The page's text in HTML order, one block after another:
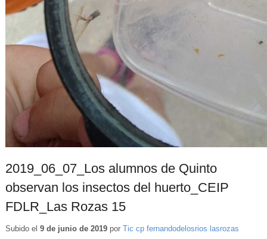
2019_06_07_Los alumnos de Quinto
observan los insectos del huerto_CEIP
FDLR_Las Rozas 15
Subido el 9 de junio de 2019por Tic cp fernandodelosrios lasrozas